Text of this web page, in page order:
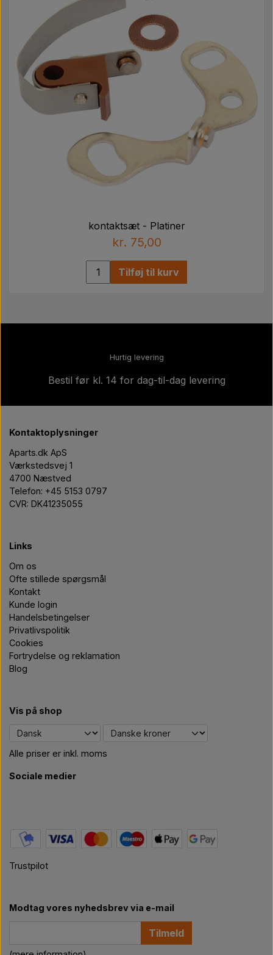
kontaktsæt - Platiner
kr. 75,00
Tilføj til kurv
Hurtig levering
Bestil før kl. 14 for dag-til-dag levering
Kontaktoplysninger
Aparts.dk ApS
Værkstedsvej 1
4700 Næstved
Telefon: +45 5153 0797
CVR: DK41235055
Links
Om os
Ofte stillede spørgsmål
Kontakt
Kunde login
Handelsbetingelser
Privatlivspolitik
Cookies
Fortrydelse og reklamation
Blog
Vis på shop
Alle priser er inkl. moms
Sociale medier
Trustpilot
Modtag vores nyhedsbrev via e-mail
Tilmeld